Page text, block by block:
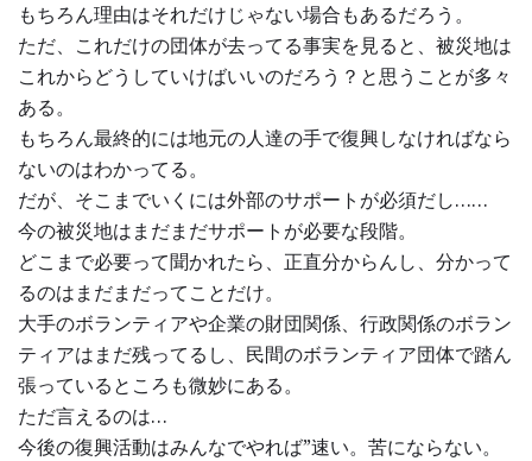
もちろん理由はそれだけじゃない場合もあるだろう。
ただ、これだけの団体が去ってる事実を見ると、被災地は
これからどうしていけばいいのだろう？と思うことが多々
ある。
もちろん最終的には地元の人達の手で復興しなければなら
ないのはわかってる。
だが、そこまでいくには外部のサポートが必須だし……
今の被災地はまだまだサポートが必要な段階。
どこまで必要って聞かれたら、正直分からんし、分かって
るのはまだまだってことだけ。
大手のボランティアや企業の財団関係、行政関係のボラン
ティアはまだ残ってるし、民間のボランティア団体で踏ん
張っているところも微妙にある。
ただ言えるのは…
今後の復興活動はみんなでやれば”速い。苦にならない。